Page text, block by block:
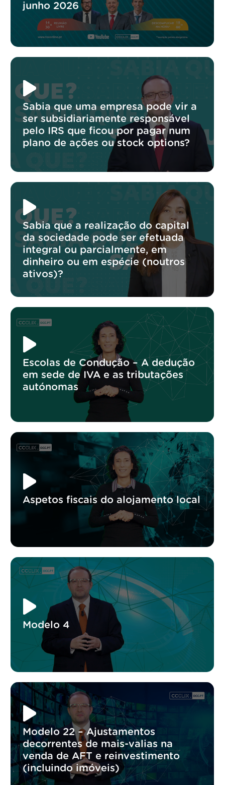
junho 2026
Sabia que uma empresa pode vir a
ser subsidiariamente responsável
pelo IRS que ficou por pagar num
plano de ações ou stock options?
Sabia que a realização do capital
da sociedade pode ser efetuada
integral ou parcialmente, em
dinheiro ou em espécie (noutros
ativos)?
Escolas de Condução – A dedução
em sede de IVA e as tributações
autónomas
Aspetos fiscais do alojamento local
Modelo 4
Modelo 22 – Ajustamentos
decorrentes de mais-valias na
venda de AFT e reinvestimento
(incluindo imóveis)